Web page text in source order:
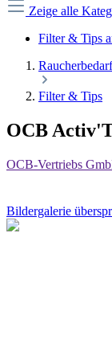
Zeige alle
Filter & Tips
Raucherbedarf
Filter & Tips
OCB
OCB-Vertriebs
Bildergalerie